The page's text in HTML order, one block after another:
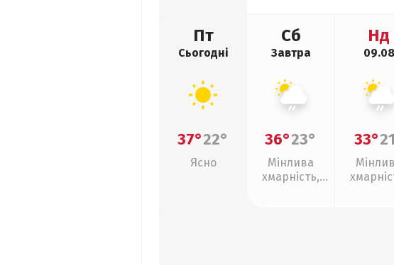
Пт
Сьогодні
37°22°
Ясно
Сб
Завтра
36°23°
Мінлива
хмарність,
Нд
09.08
33°